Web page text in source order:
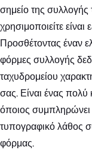
σημείο της συλλογής
χρησιμοποιείτε
Προσθέτοντας έναν
φόρμες συλλογής
ταχυδρομείου
σας. Είναι ένας πολύ
όποιος συμπληρώνει
τυπογραφικό λάθος
φόρμας.